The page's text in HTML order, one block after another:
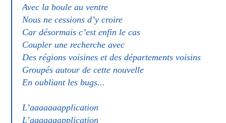
Avec la boule au ventre
Nous ne cessions d’y croire
Car désormais c’est enfin le cas
Coupler une recherche avec
Des régions voisines et des départements voisins
Groupés autour de cette nouvelle
En oubliant les bugs...
L’aaaaaaapplication
L’aaaaaaapplication